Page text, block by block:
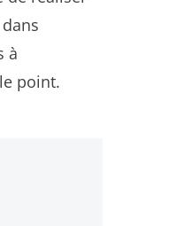
à
point.